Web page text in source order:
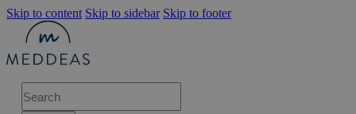
Skip to content Skip to sidebar Skip to footer